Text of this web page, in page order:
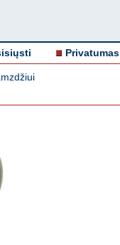
Privatumas